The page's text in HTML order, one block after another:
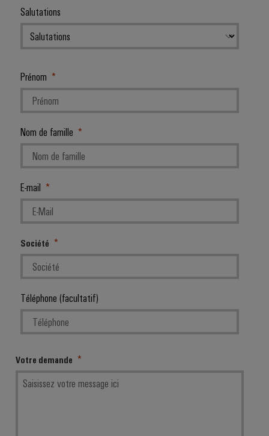
Salutations
Prénom
Nom de famille
E-mail
Société
Téléphone (facultatif)
Votre demande